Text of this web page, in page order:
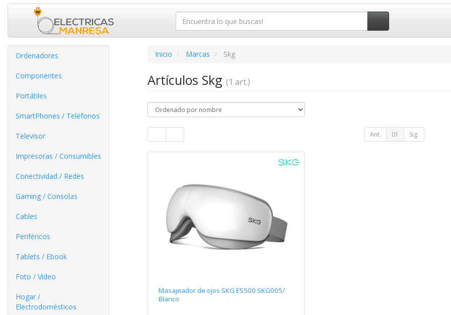
Ordenadores
Componentes
Portátiles
SmartPhones / Teléfonos
Televisor
Impresoras / Consumibles
Conectividad / Redes
Gaming / Consolas
Cables
Periféricos
Tablets / Ebook
Foto / Video
Hogar /
Electrodomésticos
Inicio Marcas Skg
Artículos Skg (1 art.)
Ant. 01 Sig.
Masajeador de ojos SKG ES500 SKG005/
Blanco